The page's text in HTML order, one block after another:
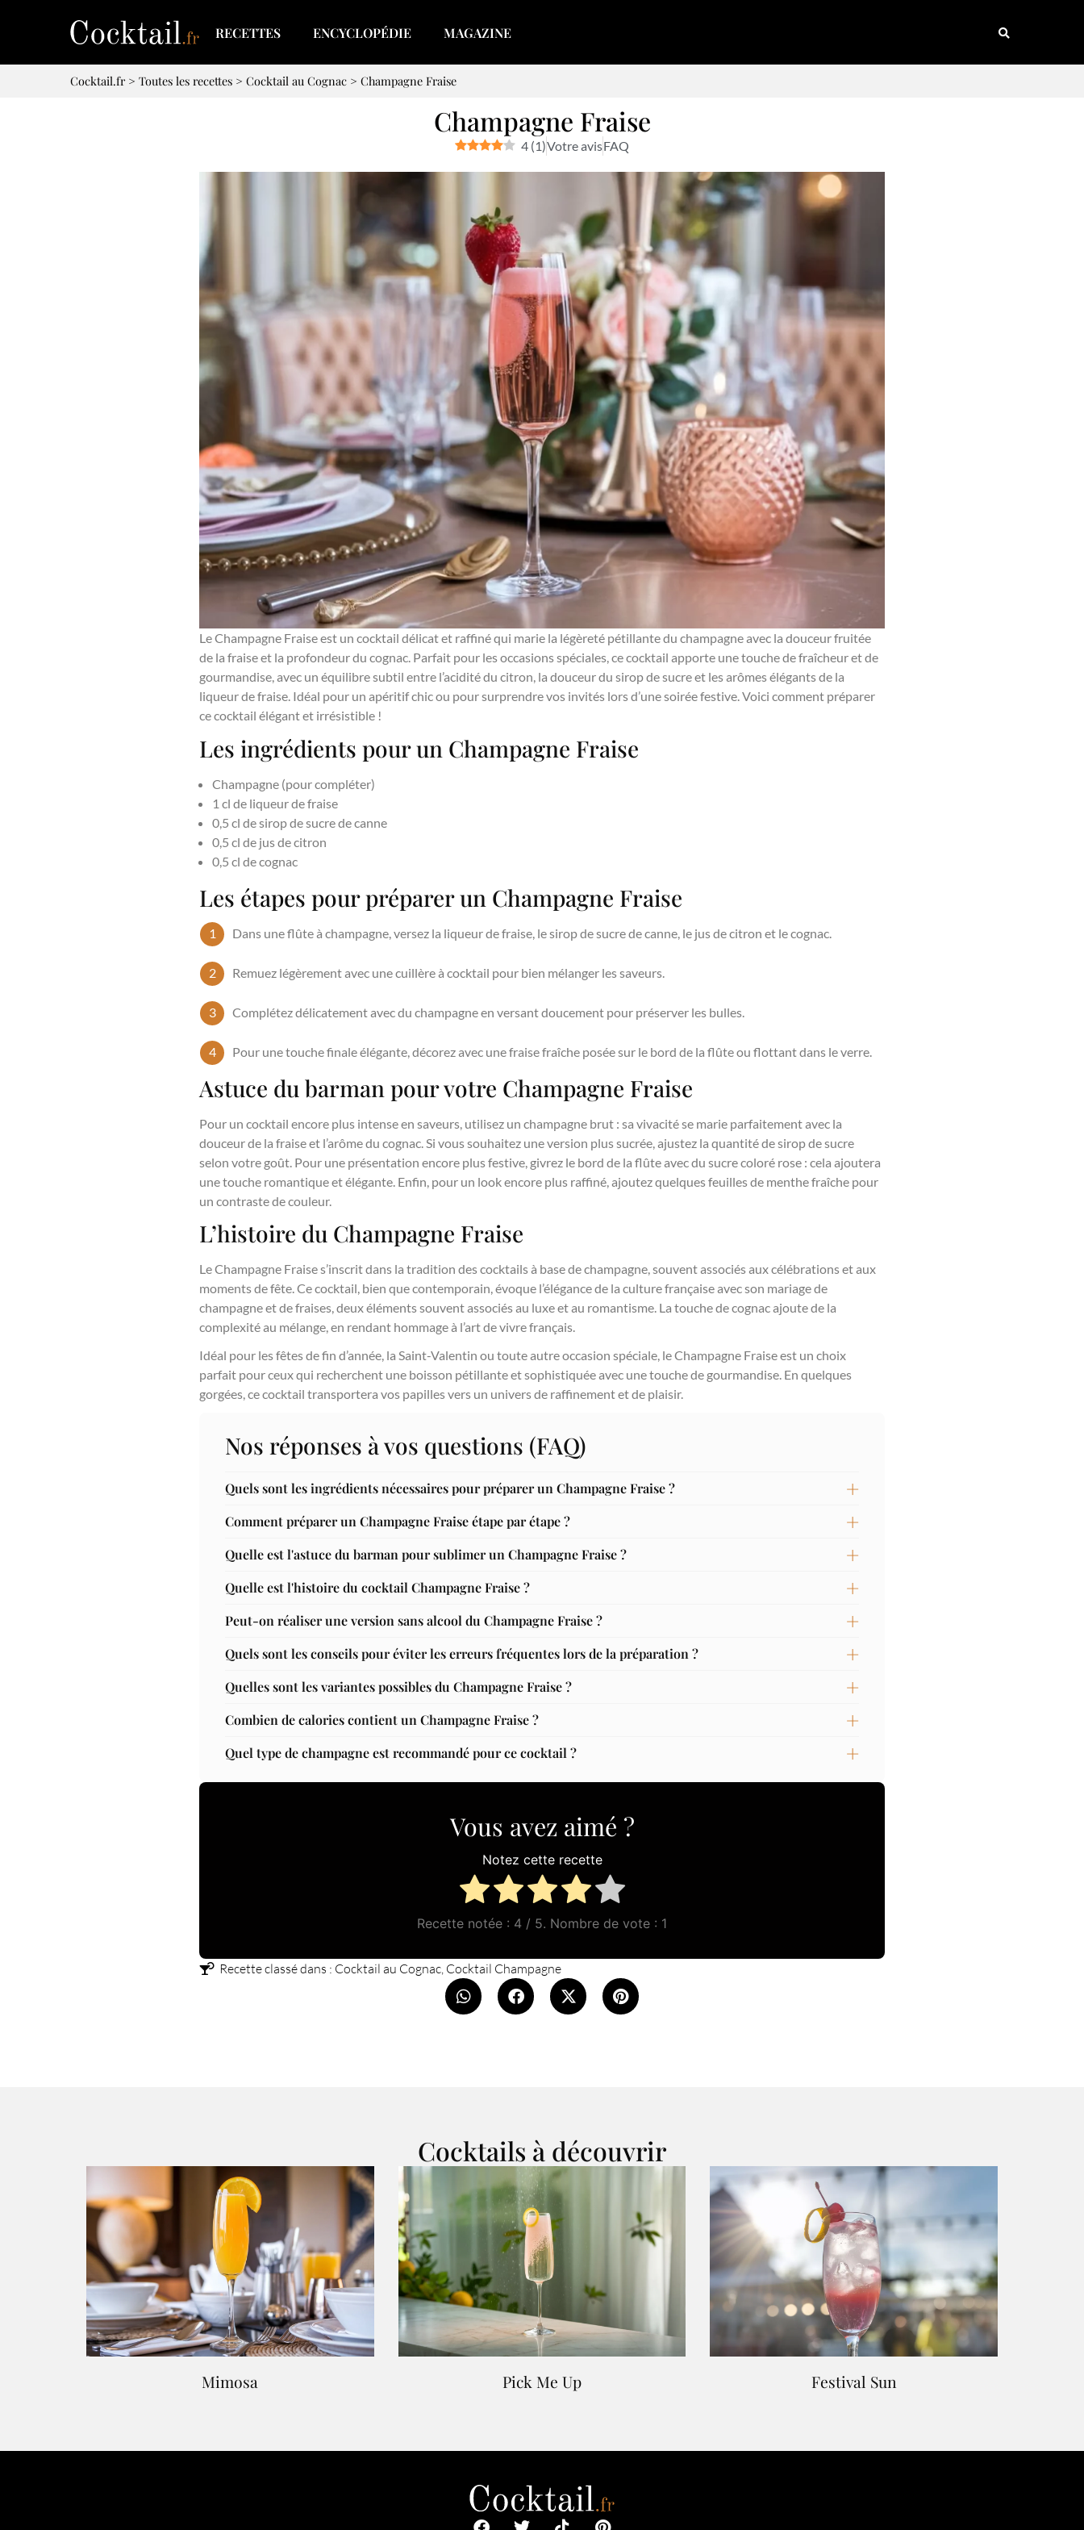
RECETTES ENCYCLOPÉDIE MAGAZINE
Cocktail.fr> Toutes les recettes > Cocktail au Cognac > Champagne Fraise
Champagne Fraise
4 (1)Votre avisFAQ
Le Champagne Fraise est un cocktail délicat et raffiné qui marie la légèreté pétillante du champagne avec la douceur fruitée
de la fraise et la profondeur du cognac. Parfait pour les occasions spéciales, ce cocktail apporte une touche de fraîcheur et de
gourmandise, avec un équilibre subtil entre l’acidité du citron, la douceur du sirop de sucre et les arômes élégants de la
liqueur de fraise. Idéal pour un apéritif chic ou pour surprendre vos invités lors d’une soirée festive. Voici comment préparer
ce cocktail élégant et irrésistible !
Les ingrédients pour un Champagne Fraise
Champagne (pour compléter)
1 cl de liqueur de fraise
0,5 cl de sirop de sucre de canne
0,5 cl de jus de citron
0,5 cl de cognac
Les étapes pour préparer un Champagne Fraise
Dans une flûte à champagne, versez la liqueur de fraise, le sirop de sucre de canne, le jus de citron et le cognac.
Remuez légèrement avec une cuillère à cocktail pour bien mélanger les saveurs.
Complétez délicatement avec du champagne en versant doucement pour préserver les bulles.
Pour une touche finale élégante, décorez avec une fraise fraîche posée sur le bord de la flûte ou flottant dans le verre.
Astuce du barman pour votre Champagne Fraise
Pour un cocktail encore plus intense en saveurs, utilisez un champagne brut : sa vivacité se marie parfaitement avec la
douceur de la fraise et l’arôme du cognac. Si vous souhaitez une version plus sucrée, ajustez la quantité de sirop de sucre
selon votre goût. Pour une présentation encore plus festive, givrez le bord de la flûte avec du sucre coloré rose : cela ajoutera
une touche romantique et élégante. Enfin, pour un look encore plus raffiné, ajoutez quelques feuilles de menthe fraîche pour
un contraste de couleur.
L’histoire du Champagne Fraise
Le Champagne Fraise s’inscrit dans la tradition des cocktails à base de champagne, souvent associés aux célébrations et aux
moments de fête. Ce cocktail, bien que contemporain, évoque l’élégance de la culture française avec son mariage de
champagne et de fraises, deux éléments souvent associés au luxe et au romantisme. La touche de cognac ajoute de la
complexité au mélange, en rendant hommage à l’art de vivre français.
Idéal pour les fêtes de fin d’année, la Saint-Valentin ou toute autre occasion spéciale, le Champagne Fraise est un choix
parfait pour ceux qui recherchent une boisson pétillante et sophistiquée avec une touche de gourmandise. En quelques
gorgées, ce cocktail transportera vos papilles vers un univers de raffinement et de plaisir.
Nos réponses à vos questions (FAQ)
Quels sont les ingrédients nécessaires pour préparer un Champagne Fraise ?
Comment préparer un Champagne Fraise étape par étape ?
Quelle est l'astuce du barman pour sublimer un Champagne Fraise ?
Quelle est l'histoire du cocktail Champagne Fraise ?
Peut-on réaliser une version sans alcool du Champagne Fraise ?
Quels sont les conseils pour éviter les erreurs fréquentes lors de la préparation ?
Quelles sont les variantes possibles du Champagne Fraise ?
Combien de calories contient un Champagne Fraise ?
Quel type de champagne est recommandé pour ce cocktail ?
Vous avez aimé ?
Notez cette recette
Recette notée : 4 / 5. Nombre de vote : 1
Recette classé dans : Cocktail au Cognac, Cocktail Champagne
Cocktails à découvrir
Mimosa Pick Me Up Festival Sun